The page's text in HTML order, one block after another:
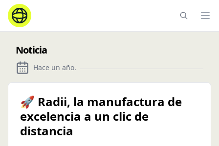
Noticia
Hace un año.
🚀 Radii, la manufactura de
excelencia a un clic de
distancia